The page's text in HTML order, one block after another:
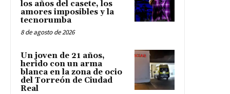
los años del casete, los
amores imposibles y la
tecnorumba
8 de agosto de 2026
Un joven de 21 años,
herido con un arma
blanca en la zona de ocio
del Torreón de Ciudad
Real